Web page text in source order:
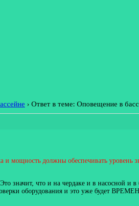
› Ответ в теме: Оповещение в
мощность должны обеспечивать уровень
что и на чердаке и в насосной и в
оборудования и это уже будет